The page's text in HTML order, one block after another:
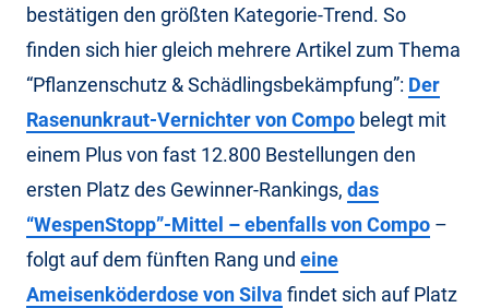
bestätigen den größten Kategorie-Trend. So
finden sich hier gleich mehrere Artikel zum Thema
“Pflanzenschutz & Schädlingsbekämpfung”: Der
Rasenunkraut-Vernichter von Compo belegt mit
einem Plus von fast 12.800 Bestellungen den
ersten Platz des Gewinner-Rankings, das
“WespenStopp”-Mittel – ebenfalls von Compo –
folgt auf dem fünften Rang und eine
Ameisenköderdose von Silva findet sich auf Platz